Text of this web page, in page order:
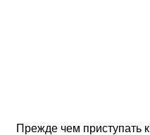
Прежде чем приступать к